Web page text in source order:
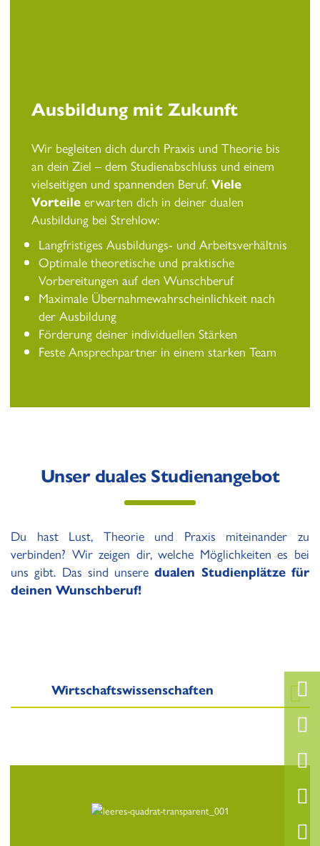
Ausbildung mit Zukunft
Wir begleiten dich durch Praxis und Theorie bis
an dein Ziel – dem Studienabschluss und einem
vielseitigen und spannenden Beruf. Viele
Vorteile erwarten dich in deiner dualen
Ausbildung bei Strehlow:
Langfristiges Ausbildungs- und Arbeitsverhältnis
Optimale theoretische und praktische
Vorbereitungen auf den Wunschberuf
Maximale Übernahmewahrscheinlichkeit nach
der Ausbildung
Förderung deiner individuellen Stärken
Feste Ansprechpartner in einem starken Team
Unser duales Studienangebot
Du hast Lust, Theorie und Praxis miteinander zu
verbinden? Wir zeigen dir, welche Möglichkeiten es bei
uns gibt. Das sind unseredualen Studienplätze für
deinen Wunschberuf!
Wirtschaftswissenschaften